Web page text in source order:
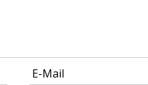
E-Mail